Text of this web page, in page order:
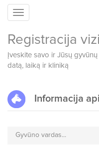
Meniu
Registracija
Įveskite savo ir Jūsų
datą, laiką ir kliniką
Informacija
Gyvūno vardas...